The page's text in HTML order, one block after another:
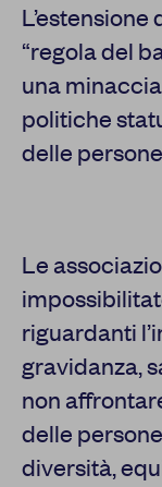
L’estensione
“regola del
una
politiche
delle
Le
riguardanti
gravidanza,
non
delle
diversità,